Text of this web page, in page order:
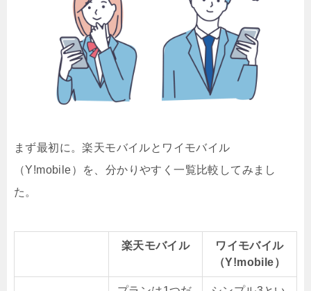
まず最初に。楽天モバイルとワイモバイル
（Y!mobile）を、分かりやすく一覧比較してみまし
た。
楽天モバイル
ワイモバイル
（Y!mobile）